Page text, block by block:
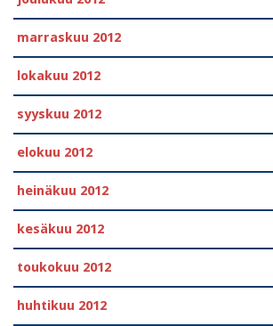
marraskuu 2012
lokakuu 2012
syyskuu 2012
elokuu 2012
heinäkuu 2012
kesäkuu 2012
toukokuu 2012
huhtikuu 2012